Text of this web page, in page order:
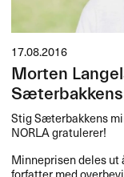
17.08.2016
Morten
Stig Sæterbakkens
NORLAgratulerer!
Minneprisen deles ut